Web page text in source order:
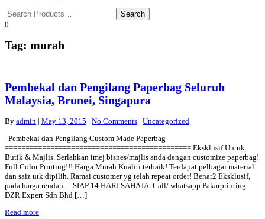
0
Tag: murah
Pembekal dan Pengilang Paperbag Seluruh
Malaysia, Brunei, Singapura
By admin | May 13, 2015 | No Comments | Uncategorized
Pembekal dan Pengilang Custom Made Paperbag
============================================= Eksklusif Untuk
Butik & Majlis. Serlahkan imej bisnes/majlis anda dengan customize paperbag!
Full Color Printing!!! Harga Murah.Kualiti terbaik! Terdapat pelbagai material
dan saiz utk dipilih. Ramai customer yg telah repeat order! Benar2 Eksklusif,
pada harga rendah… SIAP 14 HARI SAHAJA. Call/ whatsapp Pakarprinting
DZR Expert Sdn Bhd […]
Read more